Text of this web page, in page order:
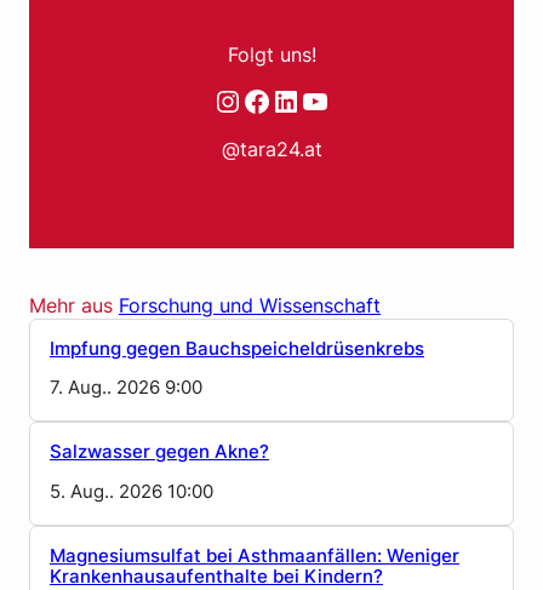
Folgt uns!
Instagram
Facebook
LinkedIn
YouTube
@tara24.at
Mehr aus Forschung und Wissenschaft
Impfung gegen Bauchspeicheldrüsenkrebs
7. Aug.. 2026 9:00
Salzwasser gegen Akne?
5. Aug.. 2026 10:00
Magnesiumsulfat bei Asthmaanfällen: Weniger
Krankenhausaufenthalte bei Kindern?